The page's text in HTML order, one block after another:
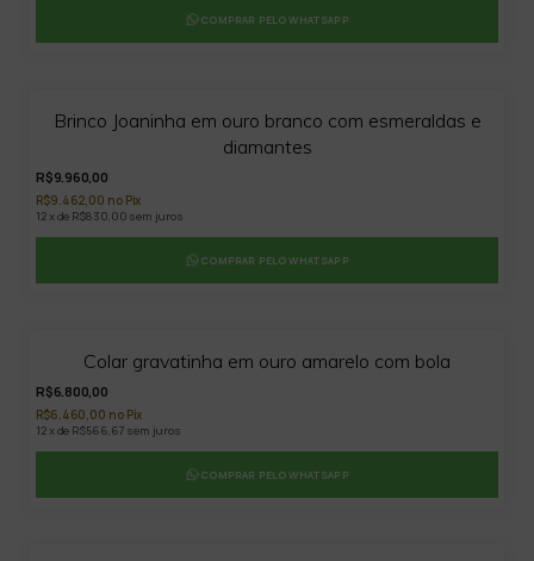
COMPRAR PELO WHATSAPP
Brinco Joaninha em ouro branco com esmeraldas e
diamantes
R$9.960,00
R$9.462,00 no Pix
12 x de R$830,00 sem juros
COMPRAR PELO WHATSAPP
Colar gravatinha em ouro amarelo com bola
R$6.800,00
R$6.460,00 no Pix
12 x de R$566,67 sem juros
COMPRAR PELO WHATSAPP